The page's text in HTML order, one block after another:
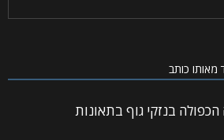
מאותו כותב
בנזקי גוף בתאונות